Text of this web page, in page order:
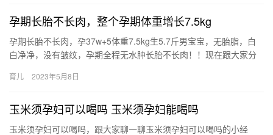
孕期长胎不长肉，整个孕期体重增长7.5kg
孕期长胎不长肉，孕37w+5体重7.5kg生5.7斤男宝宝，无胎脂，白
白净净，没有皱纹，孕期全程无水肿长胎不长肉！！现在跟大家分
育儿 2023年5月8日
玉米须孕妇可以喝吗 玉米须孕妇能喝吗
玉米须孕妇可以喝吗，跟大家聊一聊玉米须孕妇可以喝吗的小经